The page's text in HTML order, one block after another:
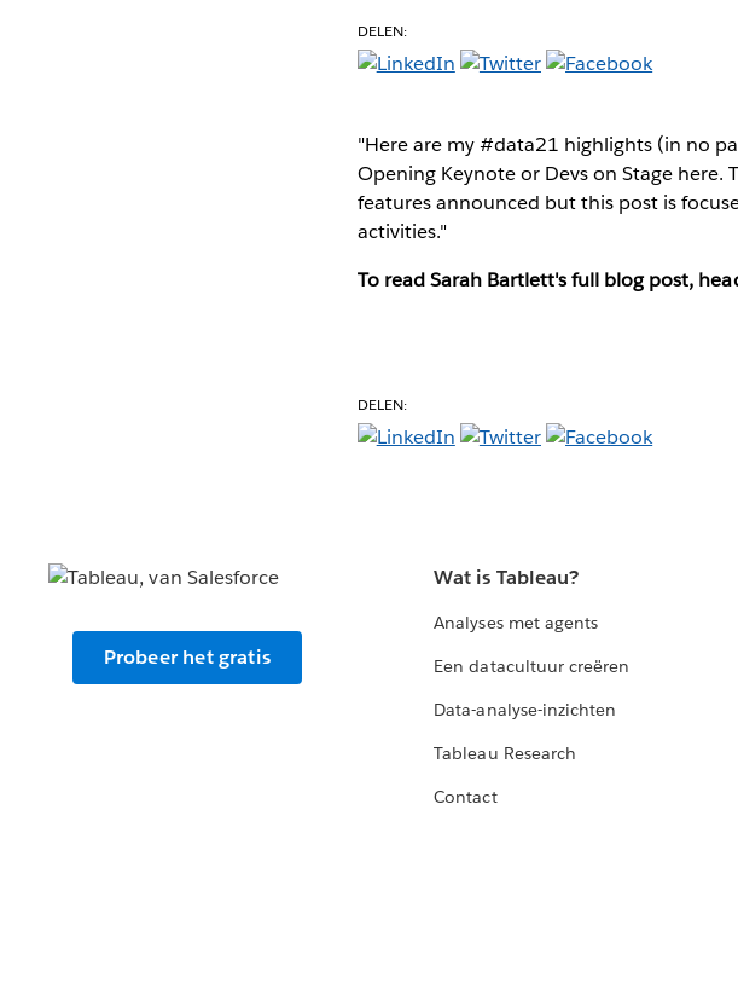
DELEN:
"Here are my #data21 highlights (in no
Opening Keynote or Devs on Stage here.
features announced but this post is
activities."
To read Sarah Bartlett's full blog post,
DELEN:
Probeer het gratis
Wat is Tableau?
Analyses met agents
Een datacultuur creëren
Data-analyse-inzichten
Tableau Research
Contact